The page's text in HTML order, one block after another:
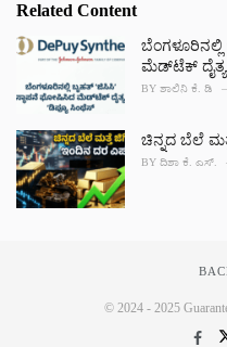
Related Content
ಮೆಡ್‌ಟೆಕ್‌
BY ಶಾಲಿನಿ ಕೆ. ಡಿ
ಚಿನ್ನದ ಬೆಲೆ
BY ದಿಶಾ ಕೆ. ಎಸ್.
© 2024 - 2025